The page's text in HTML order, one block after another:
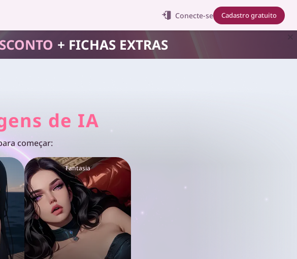
Conecte-se Cadastro gratuito
+ FICHAS EXTRAS
de IA
começar:
Fantasia